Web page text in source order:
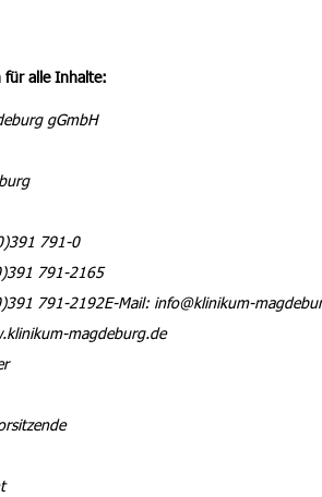
für alle Inhalte:
gGmbH
791-0
791-2165
791-2192E-Mail: info@klinikum-
magdeburg.de